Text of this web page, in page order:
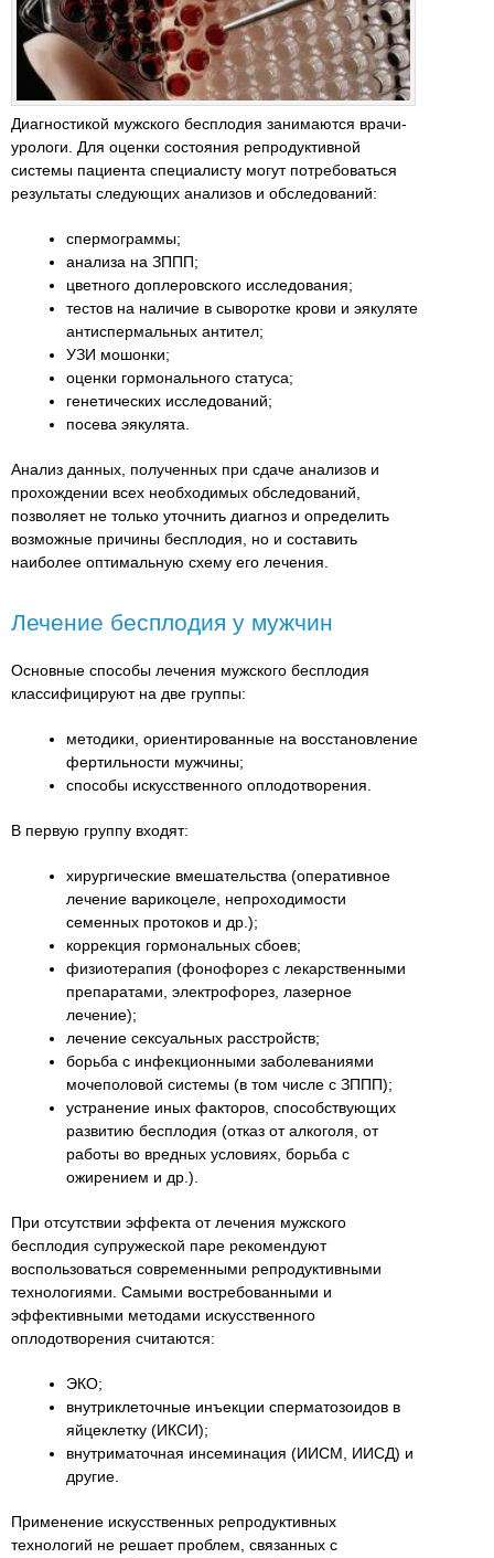
Диагностикой мужского бесплодия занимаются врачи-
урологи. Для оценки состояния репродуктивной
системы пациента специалисту могут потребоваться
результаты следующих анализов и обследований:
спермограммы;
анализа на ЗППП;
цветного доплеровского исследования;
тестов на наличие в сыворотке крови и эякуляте
антиспермальных антител;
УЗИ мошонки;
оценки гормонального статуса;
генетических исследований;
посева эякулята.
Анализ данных, полученных при сдаче анализов и
прохождении всех необходимых обследований,
позволяет не только уточнить диагноз и определить
возможные причины бесплодия, но и составить
наиболее оптимальную схему его лечения.
Лечение бесплодия у мужчин
Основные способы лечения мужского бесплодия
классифицируют на две группы:
методики, ориентированные на восстановление
фертильности мужчины;
способы искусственного оплодотворения.
В первую группу входят:
хирургические вмешательства (оперативное
лечение варикоцеле, непроходимости
семенных протоков и др.);
коррекция гормональных сбоев;
физиотерапия (фонофорез с лекарственными
препаратами, электрофорез, лазерное
лечение);
лечение сексуальных расстройств;
борьба с инфекционными заболеваниями
мочеполовой системы (в том числе с ЗППП);
устранение иных факторов, способствующих
развитию бесплодия (отказ от алкоголя, от
работы во вредных условиях, борьба с
ожирением и др.).
При отсутствии эффекта от лечения мужского
бесплодия супружеской паре рекомендуют
воспользоваться современными репродуктивными
технологиями. Самыми востребованными и
эффективными методами искусственного
оплодотворения считаются:
ЭКО;
внутриклеточные инъекции сперматозоидов в
яйцеклетку (ИКСИ);
внутриматочная инсеминация (ИИСМ, ИИСД) и
другие.
Применение искусственных репродуктивных
технологий не решает проблем, связанных с